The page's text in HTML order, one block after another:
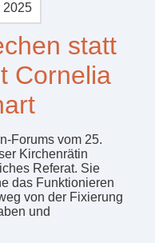
2025
statt
Cornelia
Forums vom 25.
Kirchenrätin
Referat. Sie
das Funktionieren
von der Fixierung
und